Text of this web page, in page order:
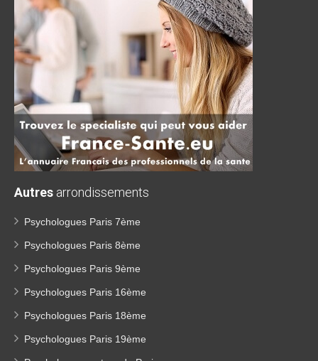
Autres arrondissements
Psychologues Paris 7ème
Psychologues Paris 8ème
Psychologues Paris 9ème
Psychologues Paris 16ème
Psychologues Paris 18ème
Psychologues Paris 19ème